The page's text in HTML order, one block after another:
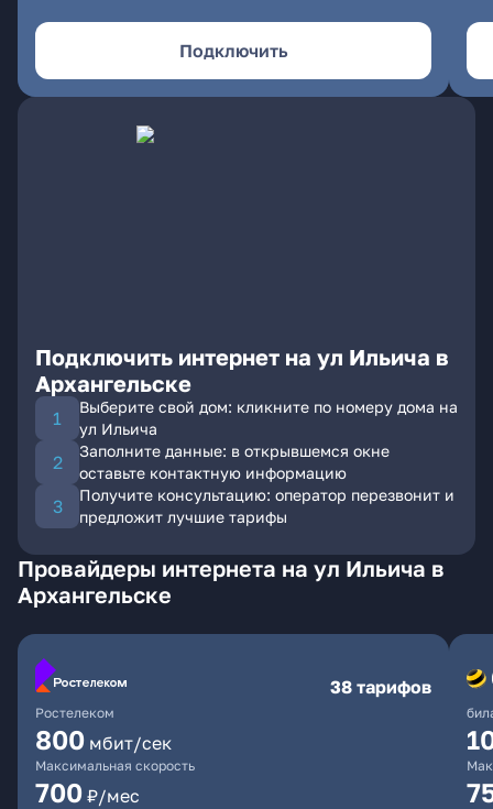
Подключить
Подключить интернет на ул Ильича в
Архангельске
Выберите свой дом: кликните по номеру дома на
ул Ильича
Заполните данные: в открывшемся окне
оставьте контактную информацию
Получите консультацию: оператор перезвонит и
предложит лучшие тарифы
Провайдеры интернета на ул Ильича в
Архангельске
Ростелеком
38 тарифов
800 мбит/сек
Максимальная скорость
700 ₽/мес